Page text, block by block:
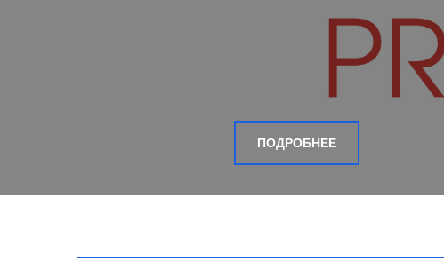
ПОДРОБНЕЕ